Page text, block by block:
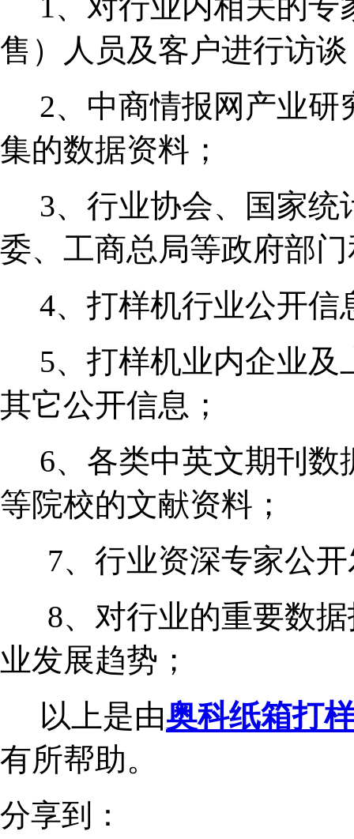
售）人员及客户进行访
2、中商情报网产业研
集的数据资料；
3、行业协会、国家统
委、工商总局等政府部
4、打样机行业公开信
5、打样机业内企业及
其它公开信息；
6、各类中英文期刊数
等院校的文献资料；
7、行业资深专家公开
8、对行业的重要数据
业发展趋势；
以上是由奥科纸箱打
有所帮助。
分享到：